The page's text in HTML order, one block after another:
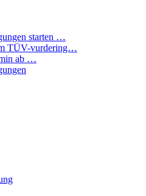
starten …
TÜV-vurdering…
ab …